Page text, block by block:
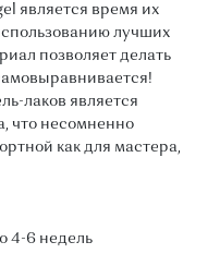
является время их
лучших
позволяет делать
лаков является
что несомненно
как для мастера,
4-6 недель